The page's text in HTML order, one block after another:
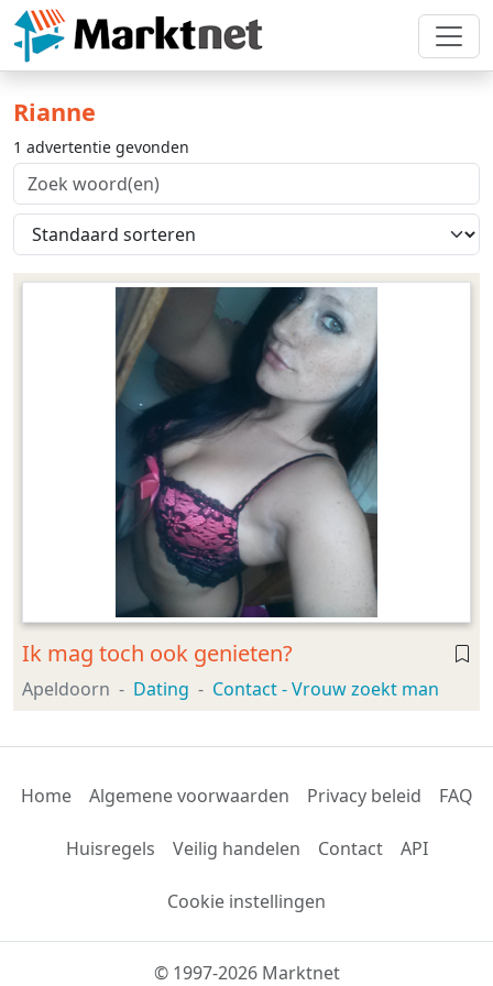
Rianne
1 advertentie gevonden
Ik mag toch ook genieten?
Apeldoorn Dating Contact - Vrouw zoekt man
Home Algemene voorwaarden Privacy beleid FAQ
Huisregels Veilig handelen Contact API
Cookie instellingen
© 1997-2026 Marktnet